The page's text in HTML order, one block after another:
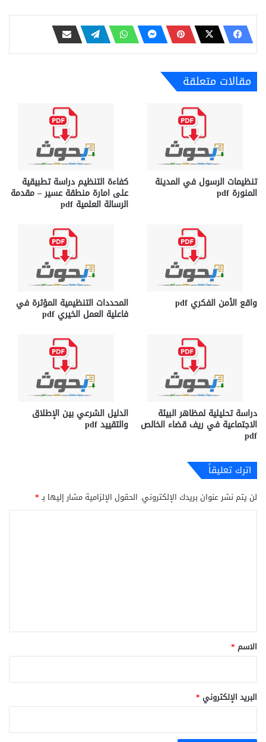
مقالات متعلقة
تنظيمات الرسول في المدينة
المنورة pdf
كفاءة التنظيم دراسة تطبيقية
على امارة منطقة عسير – مقدمة
الرسالة العلمية pdf
واقع الأمن الفكري pdf المحددات التنظيمية المؤثرة في
فاعلية العمل الخيري pdf
دراسة تحليلية لمظاهر البيئة
الاجتماعية في ريف قضاء الخالص
pdf
الدليل الشرعي بين الإطلاق
والتقييد pdf
اترك تعليقاً
لن يتم نشر عنوان بريدك الإلكتروني. الحقول الإلزامية مشار إليها بـ*
*
الاسم *
البريد الإلكتروني *